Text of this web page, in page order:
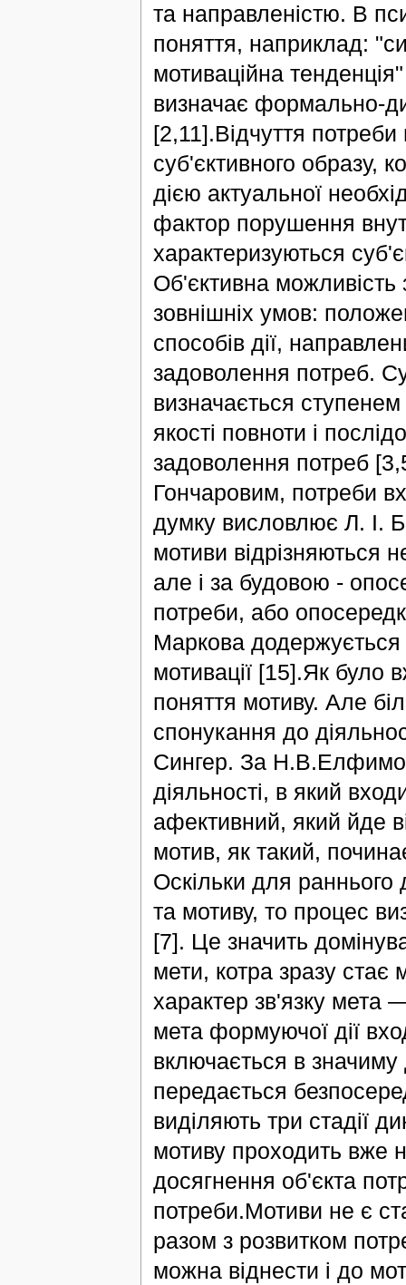
та направленістю. В
поняття, наприклад:
мотиваційна
визначає формально-
[2,11].Відчуття
суб'єктивного образу,
дією актуальної
фактор порушення
характеризуються
Об'єктивна можливість
зовнішніх умов:
способів дії,
задоволення потреб.
визначається ступенем
якості повноти і
задоволення потреб
Гончаровим, потреби
думку висловлює Л. І.
мотиви відрізняються
але і за будовою -
потреби, або
Маркова додержується
мотивації [15].Як було
поняття мотиву. Але
спонукання до
Сингер. За
діяльності, в який
афективний, який йде
мотив, як такий,
Оскільки для раннього
та мотиву, то процес
[7]. Це значить
мети, котра зразу стає
характер зв'язку мета
мета формуючої дії
включається в
передається
виділяють три стадії
мотиву проходить вже
досягнення об'єкта
потреби.Мотиви не є
разом з розвитком
можна віднести і до